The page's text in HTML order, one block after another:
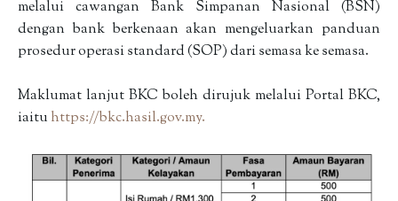
melalui cawangan Bank Simpanan Nasional (BSN)
dengan bank berkenaan akan mengeluarkan panduan
prosedur operasi standard (SOP) dari semasa ke semasa.
Maklumat lanjut BKC boleh dirujuk melalui Portal BKC,
iaitu https://bkc.hasil.gov.my.